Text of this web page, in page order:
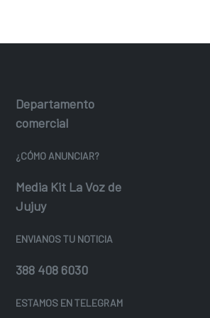
Departamento
comercial
¿CÓMO ANUNCIAR?
Media Kit La Voz de
Jujuy
ENVIANOS TU NOTICIA
388 408 6030
ESTAMOS EN TELEGRAM